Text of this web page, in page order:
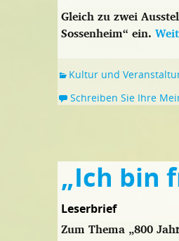
Gleich zu zwei
Sossenheim“ ein.
Kultur und
Schreiben Sie Ihre
„Ich bin
Leserbrief
Zum Thema „800